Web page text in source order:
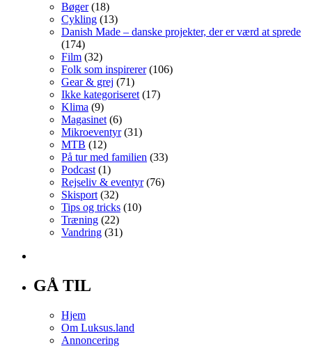
Bøger(18)
Cykling (13)
Danish Made – danske projekter, der er værd at sprede
(174)
Film (32)
Folk som inspirerer(106)
Gear & grej (71)
Ikke kategoriseret (17)
Klima (9)
Magasinet (6)
Mikroeventyr(31)
MTB (12)
På tur med familien (33)
Podcast (1)
Rejseliv & eventyr(76)
Skisport (32)
Tips og tricks (10)
Træning (22)
Vandring (31)
GÅ TIL
Hjem
Om Luksus.land
Annoncering